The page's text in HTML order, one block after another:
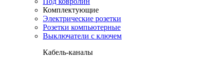
Комплектующие
Электрические розетки
Розетки компьютерные
Выключатели с ключем
Кабель-каналы